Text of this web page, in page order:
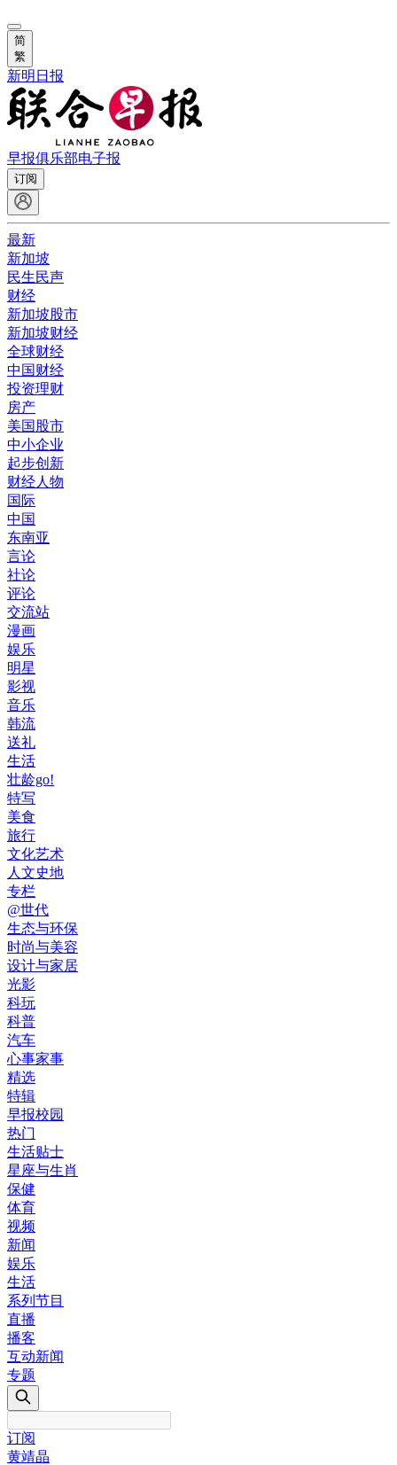
简
繁
新明日报
早报俱乐部电子报
订阅
最新
新加坡
民生民声
财经
新加坡股市
新加坡财经
全球财经
中国财经
投资理财
房产
美国股市
中小企业
起步创新
财经人物
国际
中国
东南亚
言论
社论
评论
交流站
漫画
娱乐
明星
影视
音乐
韩流
送礼
生活
壮龄go!
特写
美食
旅行
文化艺术
人文史地
专栏
@世代
生态与环保
时尚与美容
设计与家居
光影
科玩
科普
汽车
心事家事
精选
特辑
早报校园
热门
生活贴士
星座与生肖
保健
体育
视频
新闻
娱乐
生活
系列节目
直播
播客
互动新闻
专题
订阅
黄靖晶